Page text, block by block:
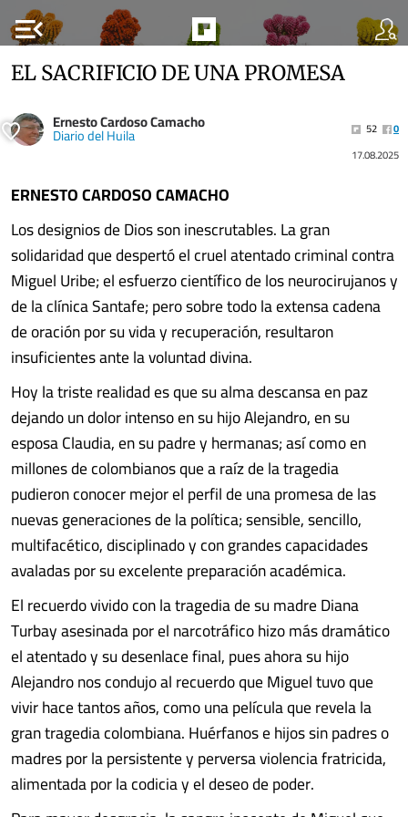
menu_open
EL SACRIFICIO DE UNA PROMESA
Ernesto Cardoso Camacho
Diario del Huila 52
0
17.08.2025
ERNESTO CARDOSO CAMACHO
Los designios de Dios son inescrutables. La gran
solidaridad que despertó el cruel atentado criminal contra
Miguel Uribe; el esfuerzo científico de los neurocirujanos y
de la clínica Santafe; pero sobre todo la extensa cadena
de oración por su vida y recuperación, resultaron
insuficientes ante la voluntad divina.
Hoy la triste realidad es que su alma descansa en paz
dejando un dolor intenso en su hijo Alejandro, en su
esposa Claudia, en su padre y hermanas; así como en
millones de colombianos que a raíz de la tragedia
pudieron conocer mejor el perfil de una promesa de las
nuevas generaciones de la política; sensible, sencillo,
multifacético, disciplinado y con grandes capacidades
avaladas por su excelente preparación académica.
El recuerdo vivido con la tragedia de su madre Diana
Turbay asesinada por el narcotráfico hizo más dramático
el atentado y su desenlace final, pues ahora su hijo
Alejandro nos condujo al recuerdo que Miguel tuvo que
vivir hace tantos años, como una película que revela la
gran tragedia colombiana. Huérfanos e hijos sin padres o
madres por la persistente y perversa violencia fratricida,
alimentada por la codicia y el deseo de poder.